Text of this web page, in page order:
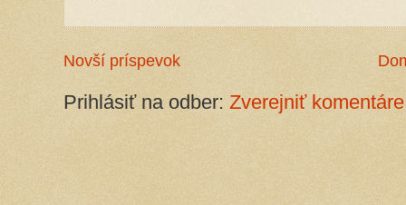
Novší príspevok
Prihlásiť na odber: Zverejniť